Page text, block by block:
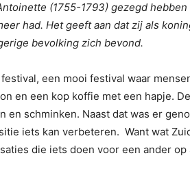
(1755-1793) gezegd
had. Het geeft aan dat zij als
bevolking zich bevond.
een mooi festival waar
en een kop koffie met een hapje.
en schminken. Naast dat was er
iets kan verbeteren. Want wat
die iets doen voor een ander